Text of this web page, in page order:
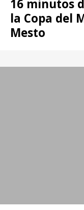
16 minutos
la Copa del
Mesto